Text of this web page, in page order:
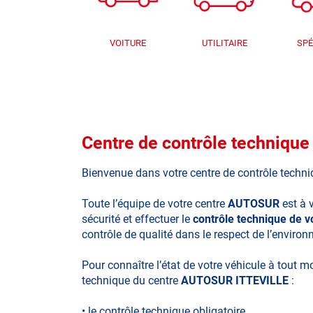
VOITURE UTILITAIRE
Centre de contrôle technique
Bienvenue dans votre centre de contrôle
Toute l’équipe de votre centre AUTOSUR est à
sécurité et effectuer le contrôle technique de
contrôle de qualité dans le respect de
Pour connaître l’état de votre véhicule à tout
technique du centre AUTOSUR ITTEVILLE :